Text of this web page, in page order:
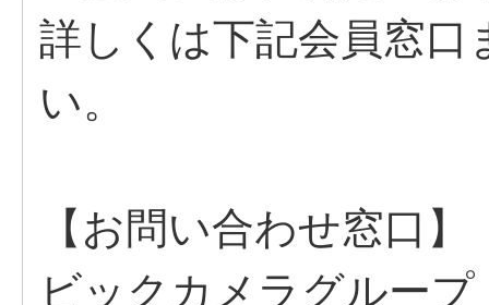
詳しくは下記会員窓
い。
【お問い合わせ窓口】
ビックカメラグルー